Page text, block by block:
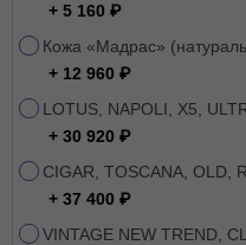
+ 5 160
Кожа «Мадрас»
+ 12 960
LOTUS, NAPOLI, X5,
+ 30 920
CIGAR, TOSCANA, OLD,
+ 37 400
VINTAGE NEW TREND,